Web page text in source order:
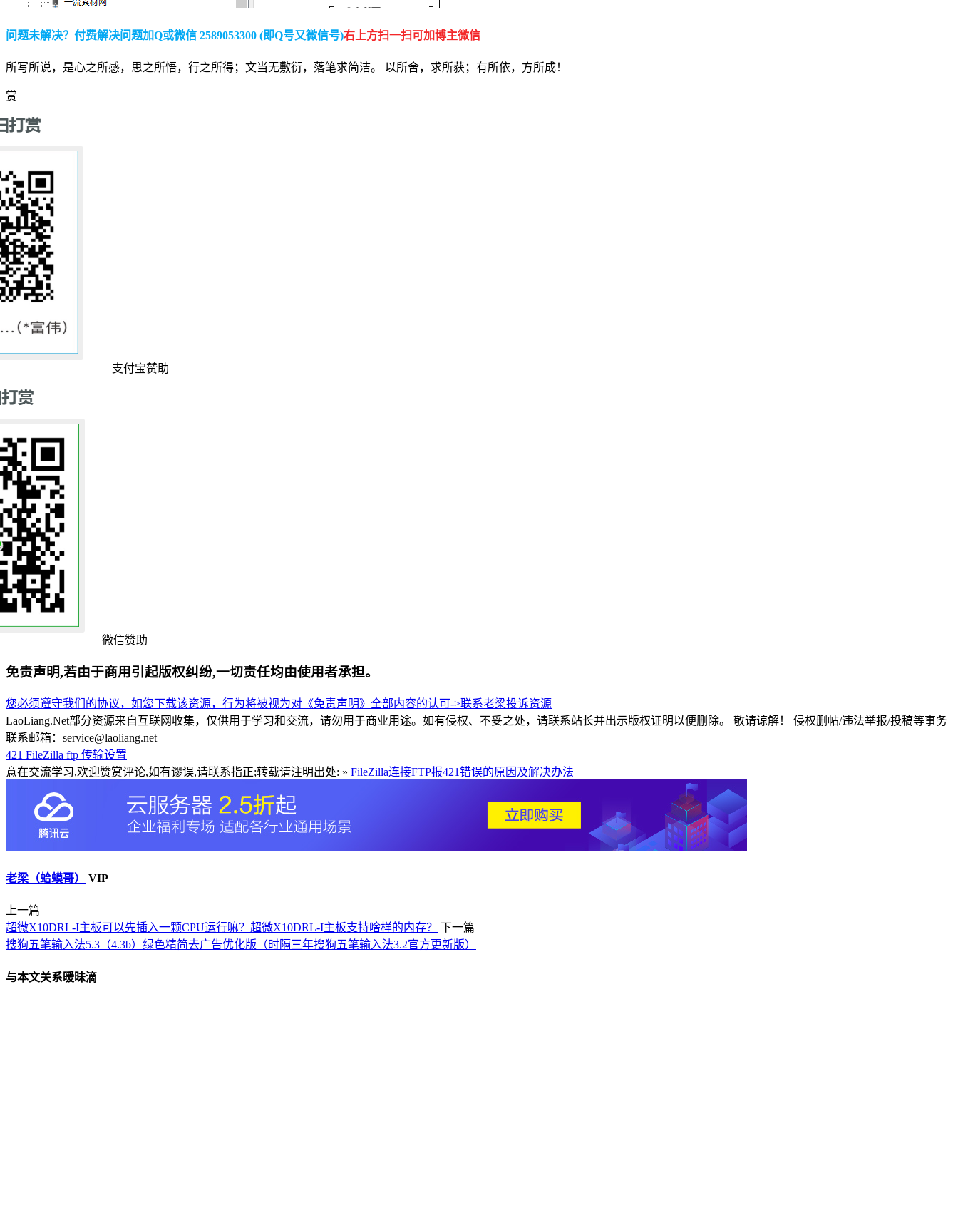
问题未解决？付费解决问题加Q或微信 2589053300 (即Q号又微信号)右上方扫一扫可加博主微信
所写所说，是心之所感，思之所悟，行之所得；文当无敷衍，落笔求简洁。 以所舍，求所获；有所依，方所成！
赏
支付宝赞助
微信赞助
免责声明,若由于商用引起版权纠纷,一切责任均由使用者承担。
您必须遵守我们的协议，如您下载该资源，行为将被视为对《免责声明》全部内容的认可->联系老梁投诉资源
LaoLiang.Net部分资源来自互联网收集，仅供用于学习和交流，请勿用于商业用途。如有侵权、不妥之处，请联系站长并出示版权证明以便删除。 敬请谅解！ 侵权删帖/违法举报/投稿等事务
联系邮箱：service@laoliang.net
421 FileZilla ftp 传输设置
意在交流学习,欢迎赞赏评论,如有谬误,请联系指正;转载请注明出处: » FileZilla连接FTP报421错误的原因及解决办法
老梁（蛤蟆哥） VIP
上一篇
超微X10DRL-I主板可以先插入一颗CPU运行嘛？超微X10DRL-I主板支持啥样的内存？
下一篇
搜狗五笔输入法5.3（4.3b）绿色精简去广告优化版（时隔三年搜狗五笔输入法3.2官方更新版）
与本文关系暧昧滴